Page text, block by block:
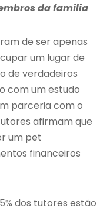
da família
de ser apenas
um lugar de
de verdadeiros
com um estudo
parceria com o
afirmam que
um pet
financeiros
dos tutores estão